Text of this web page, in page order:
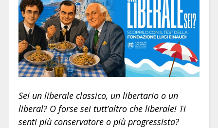
Sei un liberale classico, un libertario o un
liberal? O forse sei tutt’altro che liberale! Ti
senti più conservatore o più progressista?